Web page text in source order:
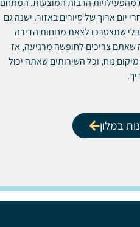
הרבות המוצעות. המתחם
יום ארוך של סיורים באזור. ישנה גם
שתצטרכו לצאת מנוחות הדירה
צריכים לחופשה מרגיעה, אז
נוח, וכל השירותים שאתה יכול
במלון